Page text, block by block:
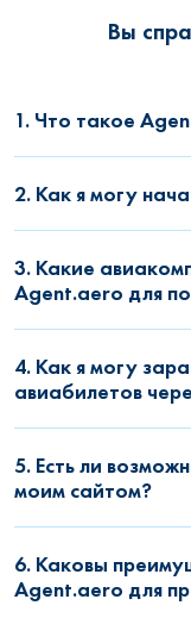
Вы
1. Что такое
2. Как я могу
3. Какие
Agent.aero для
4. Как я могу
авиабилетов
5. Есть ли
моим сайтом?
6. Каковы
Agent.aero для